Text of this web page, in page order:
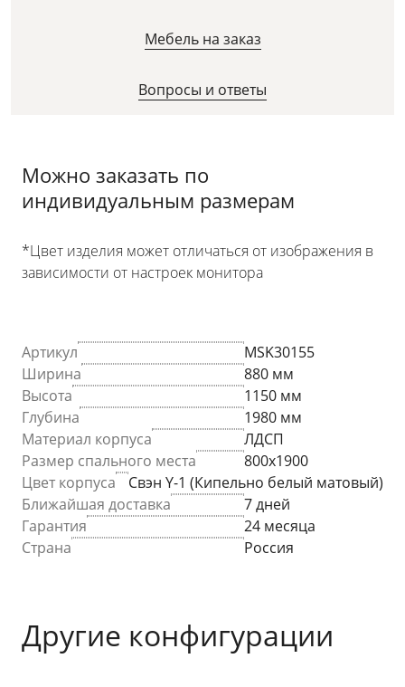
Мебель на заказ
Вопросы и ответы
Можно заказать по
индивидуальным размерам
*Цвет изделия может отличаться от изображения в
зависимости от настроек монитора
Артикул
MSK30155
Ширина
880 мм
Высота
1150 мм
Глубина
1980 мм
Материал корпуса
ЛДСП
Размер спального места
800х1900
Цвет корпуса
Свэн Y-1 (Кипельно белый матовый)
Ближайшая доставка
7 дней
Гарантия
24 месяца
Страна
Россия
Другие конфигурации